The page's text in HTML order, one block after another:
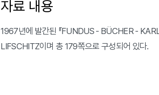
자료 내용
1967년에 발간된 『FUNDUS - BÜCHER -
LIFSCHITZ이며 총 179쪽으로 구성되어 있다.